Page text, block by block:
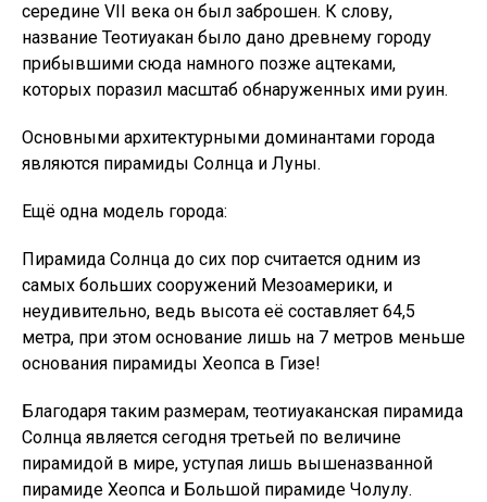
середине VII века он был заброшен. К слову,
название Теотиуакан было дано древнему городу
прибывшими сюда намного позже ацтеками,
которых поразил масштаб обнаруженных ими руин.
Основными архитектурными доминантами города
являются пирамиды Солнца и Луны.
Ещё одна модель города:
Пирамида Солнца до сих пор считается одним из
самых больших сооружений Мезоамерики, и
неудивительно, ведь высота её составляет 64,5
метра, при этом основание лишь на 7 метров меньше
основания пирамиды Хеопса в Гизе!
Благодаря таким размерам, теотиуаканская пирамида
Солнца является сегодня третьей по величине
пирамидой в мире, уступая лишь вышеназванной
пирамиде Хеопса и Большой пирамиде Чолулу.